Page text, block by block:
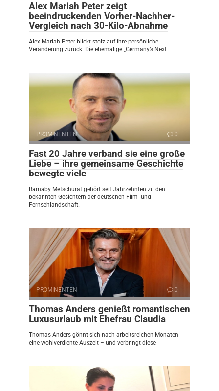
Alex Mariah Peter zeigt
beeindruckenden Vorher-Nachher-
Vergleich nach 30-Kilo-Abnahme
Alex Mariah Peter blickt stolz auf ihre persönliche
Veränderung zurück. Die ehemalige „Germany’s Next
PROMINENTEN 0
Fast 20 Jahre verband sie eine große
Liebe – ihre gemeinsame Geschichte
bewegte viele
Barnaby Metschurat gehört seit Jahrzehnten zu den
bekannten Gesichtern der deutschen Film- und
Fernsehlandschaft.
PROMINENTEN 0
Thomas Anders genießt romantischen
Luxusurlaub mit Ehefrau Claudia
Thomas Anders gönnt sich nach arbeitsreichen Monaten
eine wohlverdiente Auszeit – und verbringt diese